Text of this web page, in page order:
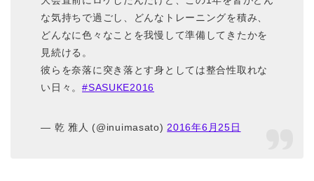
な気持ちで過ごし、どんなトレーニングを積み、
どんなに色々なことを我慢して準備してきたかを
見続ける。
彼らを奈落に突き落とす身としては整合性取れな
い日々。#SASUKE2016
— 乾 雅人 (@inuimasato)2016年6月25日